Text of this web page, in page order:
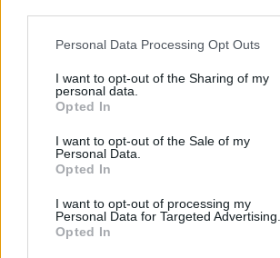
Please note that this website/app uses one
not limited to your visit or usage behaviour.
grant or deny consent to Google and its
use your data for below specified purposes
consent section.
Personal Data Processing Opt Outs
I want to opt-out of the Sharing of my
personal data.
Opted In
I want to opt-out of the Sale of my
Personal Data.
Opted In
I want to opt-out of processing my
Personal Data for Targeted Advertising.
Opted In
Sustainable Urban Water and Sanitation:
UNESCO Ολοκληρωμένης και
Κεντρικής Μακεδονίας, την ΕΥΔΑΠ και
υπό την αιγίδα της Ελληνικής Εθνικής
και του υπουργείου Περιβάλλοντος.
Κάνε κλικ και δες περισσότερο
Πρόσθεσέ το στην